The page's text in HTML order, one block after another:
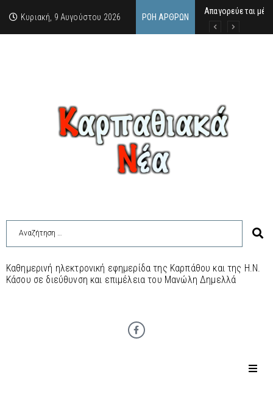
Κυριακή, 9 Αυγούστου 2026 ΡΟΉ ΆΡΘΡΩΝ
Απαγορεύεται
ΙΜΜΑΚΟΛΑΤΑ: 300
9 Αυγούστου 2026:
Καθημερινή ηλεκτρονική εφημερίδα της Καρπάθου και της Η.Ν.
Κάσου σε διεύθυνση και επιμέλεια του Μανώλη Δημελλά